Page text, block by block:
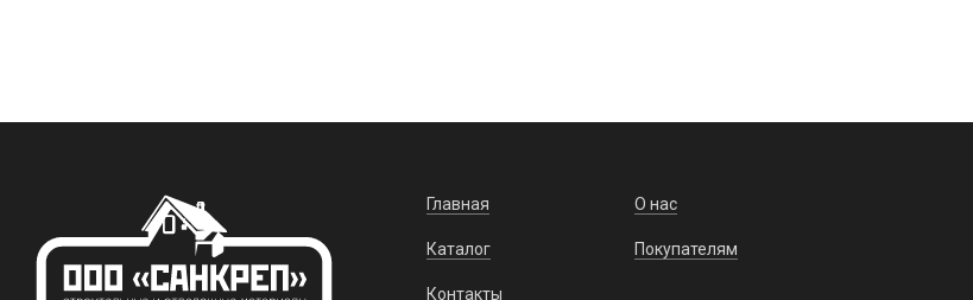
Главная О нас
Каталог Покупателям
Контакты